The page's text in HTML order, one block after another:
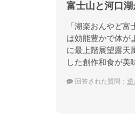
富士山と河口湖
「湖楽おんやど
は効能豊かで体が
に最上階展望露天
した創作和食が美
回答された質問： 逆